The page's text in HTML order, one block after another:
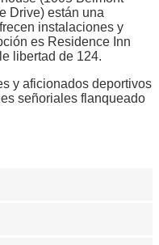
Drive) están una
instalaciones y
es Residence Inn
libertad de 124.
y aficionados deportivos
señoriales flanqueado